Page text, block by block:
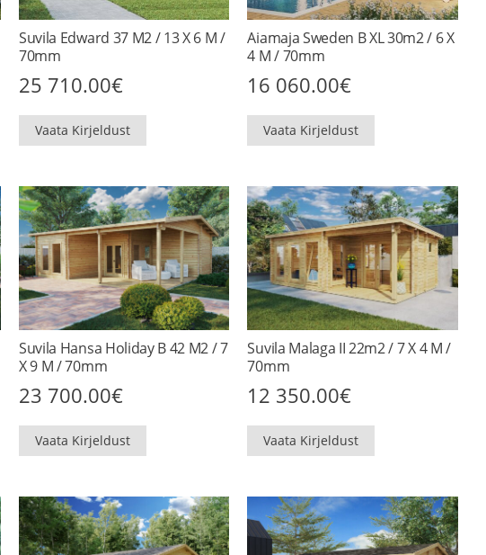
Suvila Edward 37 M2 / 13 X 6 M /
70mm
25 710.00€
Vaata Kirjeldust
Aiamaja Sweden B XL 30m2 / 6 X
4 M / 70mm
16 060.00€
Vaata Kirjeldust
Suvila Hansa Holiday B 42 M2 / 7
X 9 M / 70mm
23 700.00€
Vaata Kirjeldust
Suvila Malaga II 22m2 / 7 X 4 M /
70mm
12 350.00€
Vaata Kirjeldust